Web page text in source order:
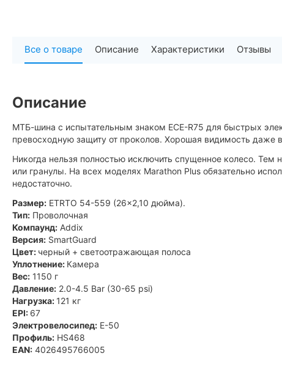
Все о товаре Описание Характеристики Отзывы
Описание
МТБ-шина с испытательным знаком ECE-R75 для быстрых
превосходную защиту от проколов. Хорошая видимость
Никогда нельзя полностью исключить спущенное колесо.
или гранулы. На всех моделях Marathon Plus обязательно
недостаточно.
Размер: ETRTO 54-559 (26x2,10 дюйма).
Тип: Проволочная
Компаунд: Addix
Версия: SmartGuard
Цвет: черный + светоотражающая полоса
Уплотнение: Камера
Вес: 1150 г
Давление: 2.0-4.5 Bar (30-65 psi)
Нагрузка: 121 кг
EPI: 67
Электровелосипед: E-50
Профиль: HS468
EAN: 4026495766005